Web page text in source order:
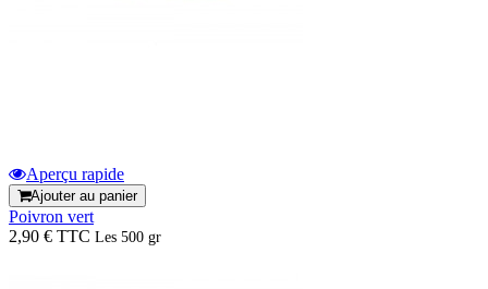
Aperçu rapide
Ajouter au panier
Poivron vert
2,90 € TTC Les 500 gr